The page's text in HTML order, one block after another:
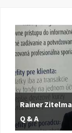
Rainer
Q & A